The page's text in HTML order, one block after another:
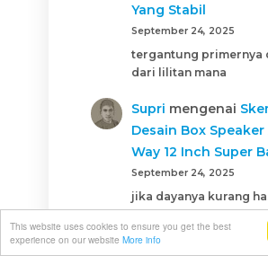
This website uses cookies to ensure you get the best
experience on our website More info
Yang Stabil
September 24, 2025
tergantung primernya
dari lilitan mana
Supri mengenai
Desain Box
Way 12 Inch Super
September 24, 2025
jika dayanya kurang
tidak bagus juga, 12
rata butuh amplifier